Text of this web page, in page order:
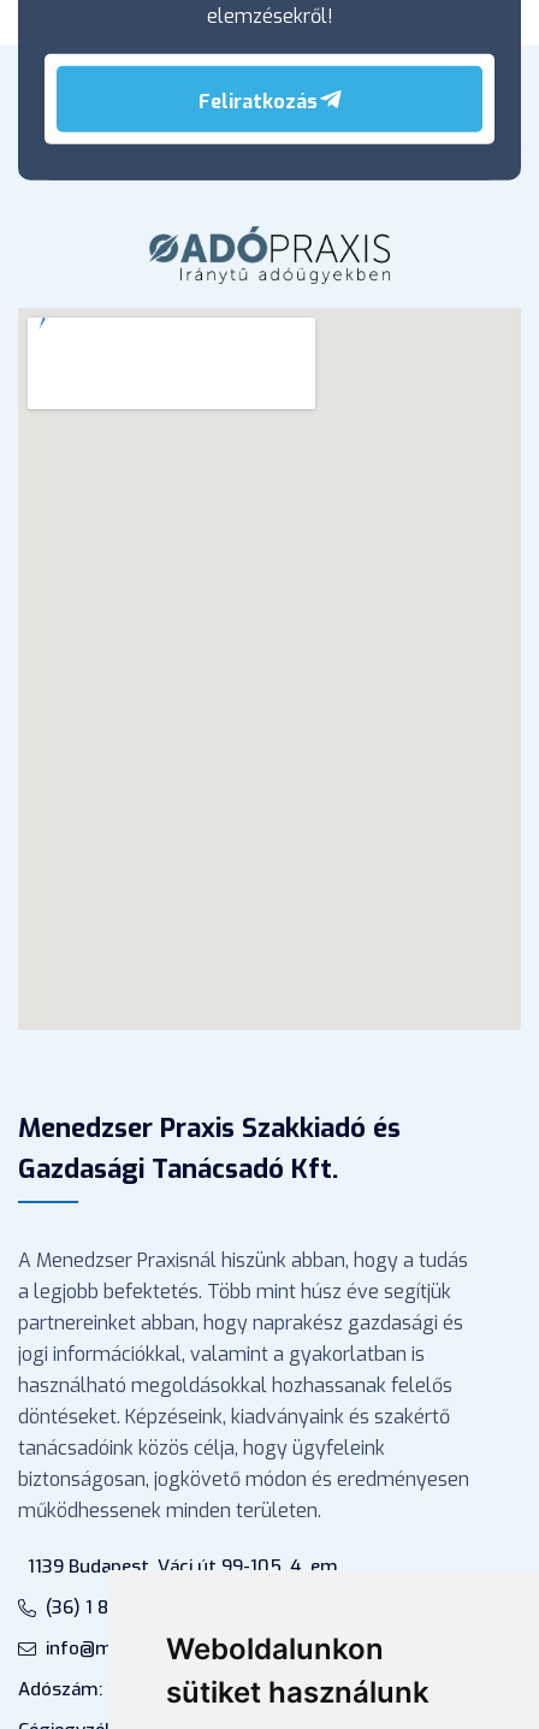
Weboldalunkon
sütiket használunk
elemzésekről!
Feliratkozás
Menedzser Praxis Szakkiadó és
Gazdasági Tanácsadó Kft.
A Menedzser Praxisnál hiszünk abban, hogy a tudás
a legjobb befektetés. Több mint húsz éve segítjük
partnereinket abban, hogy naprakész gazdasági és
jogi információkkal, valamint a gyakorlatban is
használható megoldásokkal hozhassanak felelős
döntéseket. Képzéseink, kiadványaink és szakértő
tanácsadóink közös célja, hogy ügyfeleink
biztonságosan, jogkövető módon és eredményesen
működhessenek minden területen.
1139 Budapest, Váci út 99-105. 4. em.
(36) 1 880 76 00
info@mprx.hu
Adószám: 13598145-2-41